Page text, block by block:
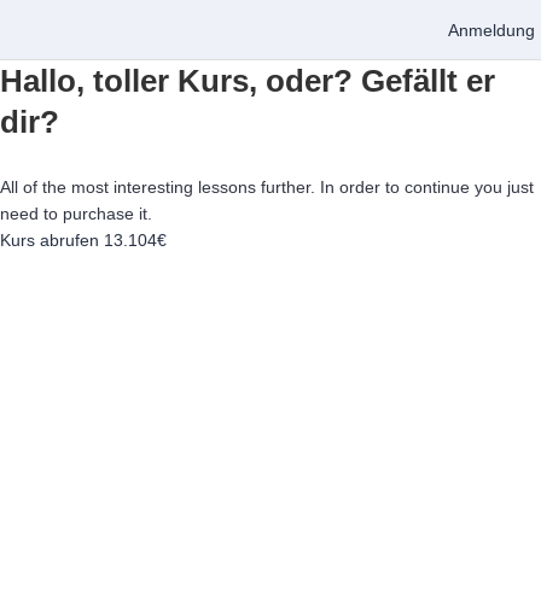
Anmeldung
Hallo, toller Kurs, oder? Gefällt er
dir?
All of the most interesting lessons further. In order to continue you just
need to purchase it.
Kurs abrufen 13.104€